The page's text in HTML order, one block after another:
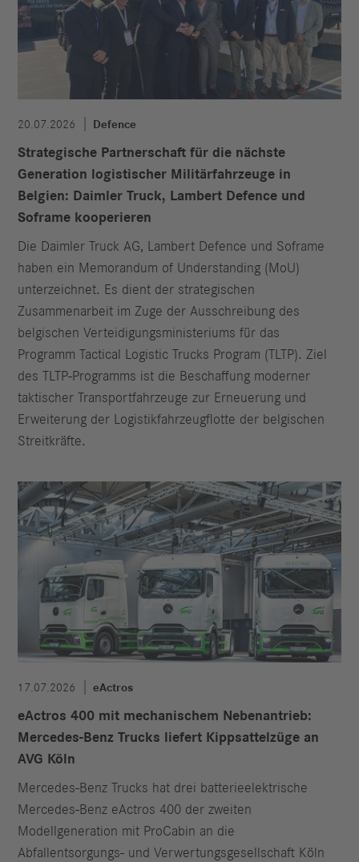
20.07.2026 Defence
Strategische Partnerschaft für die nächste
Generation logistischer Militärfahrzeuge in
Belgien: Daimler Truck, Lambert Defence und
Soframe kooperieren
Die Daimler Truck AG, Lambert Defence und Soframe
haben ein Memorandum of Understanding (MoU)
unterzeichnet. Es dient der strategischen
Zusammenarbeit im Zuge der Ausschreibung des
belgischen Verteidigungsministeriums für das
Programm Tactical Logistic Trucks Program (TLTP). Ziel
des TLTP-Programms ist die Beschaffung moderner
taktischer Transportfahrzeuge zur Erneuerung und
Erweiterung der Logistikfahrzeugflotte der belgischen
Streitkräfte.
17.07.2026 eActros
eActros 400 mit mechanischem Nebenantrieb:
Mercedes-Benz Trucks liefert Kippsattelzüge an
AVG Köln
Mercedes-Benz Trucks hat drei batterieelektrische
Mercedes-Benz eActros 400 der zweiten
Modellgeneration mit ProCabin an die
Abfallentsorgungs- und Verwertungsgesellschaft Köln